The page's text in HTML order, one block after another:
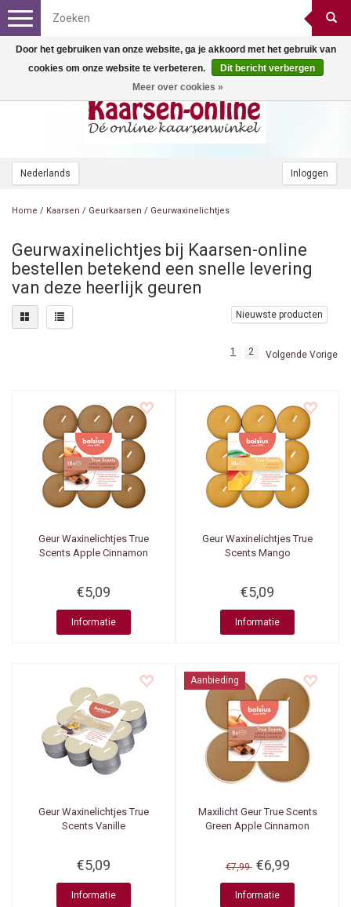
Nederlands Inloggen
Toggle
navigation
Home / Kaarsen / Geurkaarsen / Geurwaxinelichtjes
Geurwaxinelichtjes bij Kaarsen-online
bestellen betekend een snelle levering
van deze heerlijk geuren
Nieuwste producten
1 2 Volgende Vorige
Geur Waxinelichtjes True
Scents Apple Cinnamon
€5,09
Informatie
Geur Waxinelichtjes True
Scents Mango
€5,09
Informatie
Geur Waxinelichtjes True
Scents Vanille
€5,09
Informatie
Aanbieding
Maxilicht Geur True Scents
Green Apple Cinnamon
€7,99 €6,99
Informatie
Door het gebruiken van onze website, ga je akkoord met het gebruik van
cookies om onze website te verbeteren.
Dit bericht verbergen
Meer over cookies »